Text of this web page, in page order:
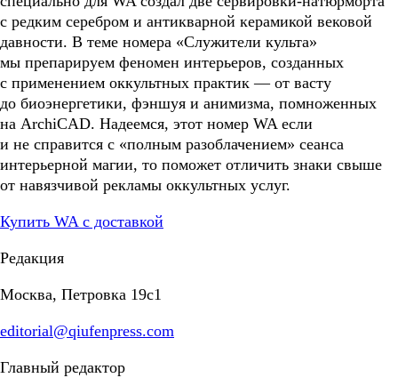
с редким серебром и антикварной керамикой вековой
давности. В теме номера «Служители культа»
мы препарируем феномен интерьеров, созданных
с применением оккультных практик — от васту
до биоэнергетики, фэншуя и анимизма, помноженных
на ArchiCAD. Надеемся, этот номер WA если
и не справится с «полным разоблачением» сеанса
интерьерной магии, то поможет отличить знаки свыше
от навязчивой рекламы оккультных услуг.
Купить WA с доставкой
Редакция
Москва, Петровка 19с1
editorial@qiufenpress.com
Главный редактор